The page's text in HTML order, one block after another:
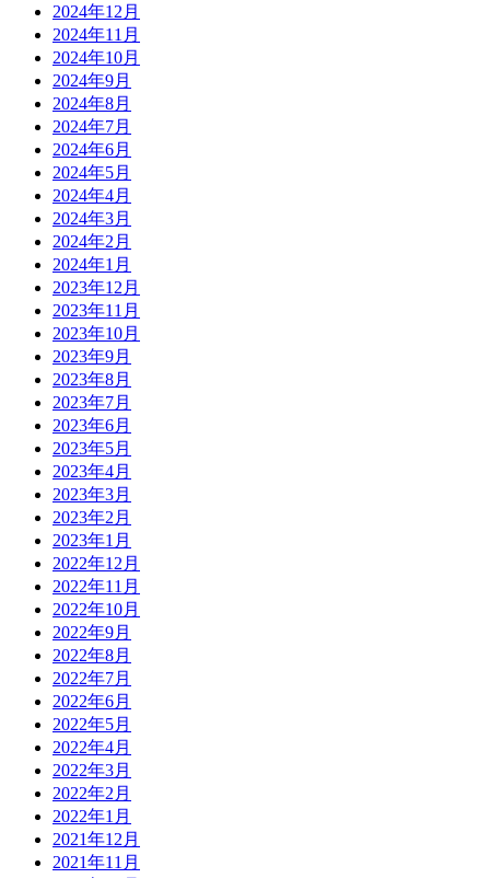
2024年12月
2024年11月
2024年10月
2024年9月
2024年8月
2024年7月
2024年6月
2024年5月
2024年4月
2024年3月
2024年2月
2024年1月
2023年12月
2023年11月
2023年10月
2023年9月
2023年8月
2023年7月
2023年6月
2023年5月
2023年4月
2023年3月
2023年2月
2023年1月
2022年12月
2022年11月
2022年10月
2022年9月
2022年8月
2022年7月
2022年6月
2022年5月
2022年4月
2022年3月
2022年2月
2022年1月
2021年12月
2021年11月